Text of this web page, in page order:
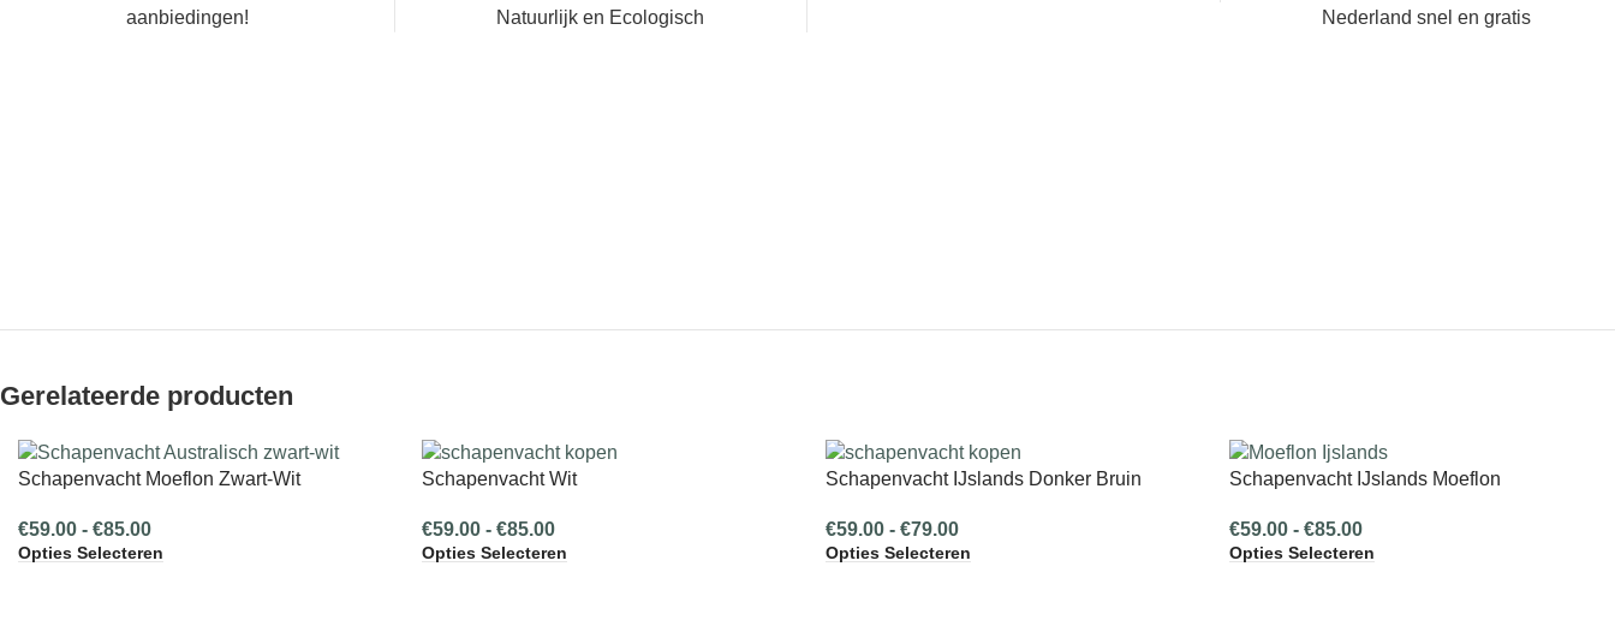
aanbiedingen!
Natuurlijk en Ecologisch
Nederland snel en gratis
Gerelateerde producten
Schapenvacht Moeflon Zwart-Wit
€59.00 - €85.00
Opties Selecteren
Schapenvacht Wit
€59.00 - €85.00
Opties Selecteren
Schapenvacht IJslands Donker Bruin
€59.00 - €79.00
Opties Selecteren
Schapenvacht IJslands Moeflon
€59.00 - €85.00
Opties Selecteren